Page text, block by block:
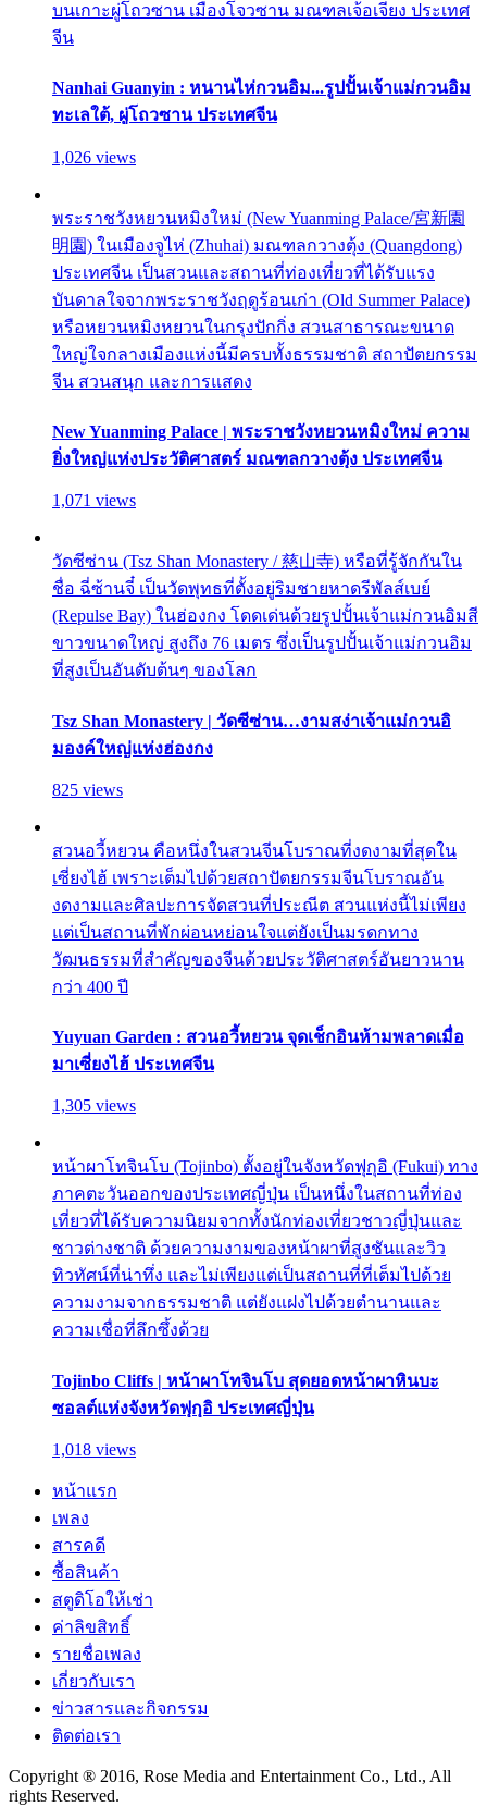
บนเกาะผู่โถวซาน เมืองโจวซาน มณฑลเจ้อเจียง ประเทศ
จีน
Nanhai Guanyin : หนานไห่กวนอิม...รูปปั้นเจ้าแม่กวนอิม
ทะเลใต้, ผู่โถวซาน ประเทศจีน
1,026 views
พระราชวังหยวนหมิงใหม่ (New Yuanming Palace/宮新園
明園) ในเมืองจูไห่ (Zhuhai) มณฑลกวางตุ้ง (Quangdong)
ประเทศจีน เป็นสวนและสถานที่ท่องเที่ยวที่ได้รับแรง
บันดาลใจจากพระราชวังฤดูร้อนเก่า (Old Summer Palace)
หรือหยวนหมิงหยวนในกรุงปักกิ่ง สวนสาธารณะขนาด
ใหญ่ใจกลางเมืองแห่งนี้มีครบทั้งธรรมชาติ สถาปัตยกรรม
จีน สวนสนุก และการแสดง
New Yuanming Palace | พระราชวังหยวนหมิงใหม่ ความ
ยิ่งใหญ่แห่งประวัติศาสตร์ มณฑลกวางตุ้ง ประเทศจีน
1,071 views
วัดซีซ่าน (Tsz Shan Monastery / 慈山寺) หรือที่รู้จักกันใน
ชื่อ ฉี่ซ้านจี๋ เป็นวัดพุทธที่ตั้งอยู่ริมชายหาดรีพัลส์เบย์
(Repulse Bay) ในฮ่องกง โดดเด่นด้วยรูปปั้นเจ้าแม่กวนอิมสี
ขาวขนาดใหญ่ สูงถึง 76 เมตร ซึ่งเป็นรูปปั้นเจ้าแม่กวนอิม
ที่สูงเป็นอันดับต้นๆ ของโลก
Tsz Shan Monastery | วัดซีซ่าน…งามสง่าเจ้าแม่กวนอิ
มองค์ใหญ่แห่งฮ่องกง
825 views
สวนอวี้หยวน คือหนึ่งในสวนจีนโบราณที่งดงามที่สุดใน
เซี่ยงไฮ้ เพราะเต็มไปด้วยสถาปัตยกรรมจีนโบราณอัน
งดงามและศิลปะการจัดสวนที่ประณีต สวนแห่งนี้ไม่เพียง
แต่เป็นสถานที่พักผ่อนหย่อนใจแต่ยังเป็นมรดกทาง
วัฒนธรรมที่สำคัญของจีนด้วยประวัติศาสตร์อันยาวนาน
กว่า 400 ปี
Yuyuan Garden : สวนอวี้หยวน จุดเช็กอินห้ามพลาดเมื่อ
มาเซี่ยงไฮ้ ประเทศจีน
1,305 views
หน้าผาโทจินโบ (Tojinbo) ตั้งอยู่ในจังหวัดฟุกุอิ (Fukui) ทาง
ภาคตะวันออกของประเทศญี่ปุ่น เป็นหนึ่งในสถานที่ท่อง
เที่ยวที่ได้รับความนิยมจากทั้งนักท่องเที่ยวชาวญี่ปุ่นและ
ชาวต่างชาติ ด้วยความงามของหน้าผาที่สูงชันและวิว
ทิวทัศน์ที่น่าทึ่ง และไม่เพียงแต่เป็นสถานที่ที่เต็มไปด้วย
ความงามจากธรรมชาติ แต่ยังแฝงไปด้วยตำนานและ
ความเชื่อที่ลึกซึ้งด้วย
Tojinbo Cliffs | หน้าผาโทจินโบ สุดยอดหน้าผาหินบะ
ซอลต์แห่งจังหวัดฟุกุอิ ประเทศญี่ปุ่น
1,018 views
หน้าแรก
เพลง
สารคดี
ซื้อสินค้า
สตูดิโอให้เช่า
ค่าลิขสิทธิ์
รายชื่อเพลง
เกี่ยวกับเรา
ข่าวสารและกิจกรรม
ติดต่อเรา
Copyright ® 2016, Rose Media and Entertainment Co., Ltd., All
rights Reserved.